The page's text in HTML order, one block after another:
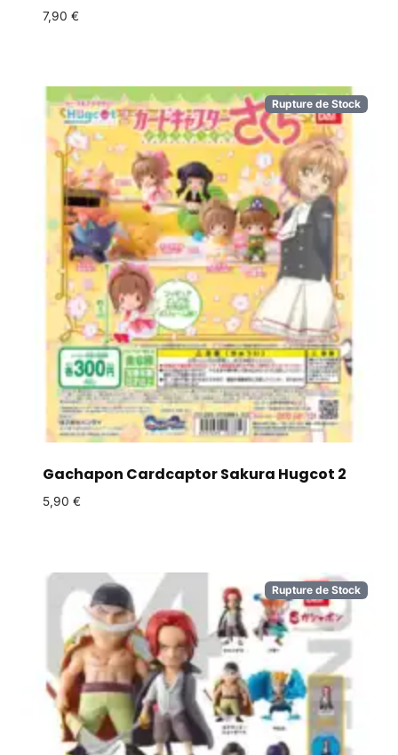
7,90 €
Rupture de Stock
Gachapon Cardcaptor Sakura Hugcot 2
5,90 €
Rupture de Stock